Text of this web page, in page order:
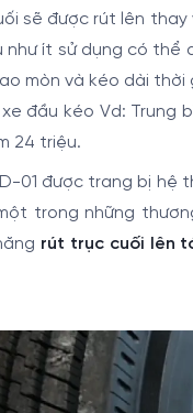
sẽ được rút lên thay
như ít sử dụng có thể
mòn và kéo dài
đầu kéo Vd:
24 triệu.
01 được trang bị hệ
trong những
rút trục cuối lên